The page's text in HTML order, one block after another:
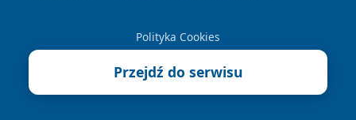
iącym i
oraz od
ul.
pl. Wolności oraz nad Salą nr
1
Polityka Cookies
Przejdź do serwisu